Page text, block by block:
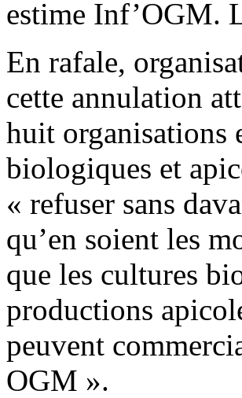
estime Inf’OGM.
En rafale,
cette annulation
huit organisations
biologiques et
« refuser sans
qu’en soient les
que les cultures
productions
peuvent
OGM ».